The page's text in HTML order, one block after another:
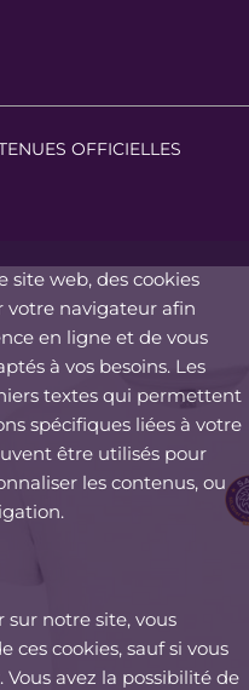
site web, des cookies
votre navigateur afin
en ligne et de vous
à vos besoins. Les
textes qui permettent
spécifiques liées à votre
être utilisés pour
les contenus, ou
notre site, vous
ces cookies, sauf si vous
avez la possibilité de
OFFICIELLES